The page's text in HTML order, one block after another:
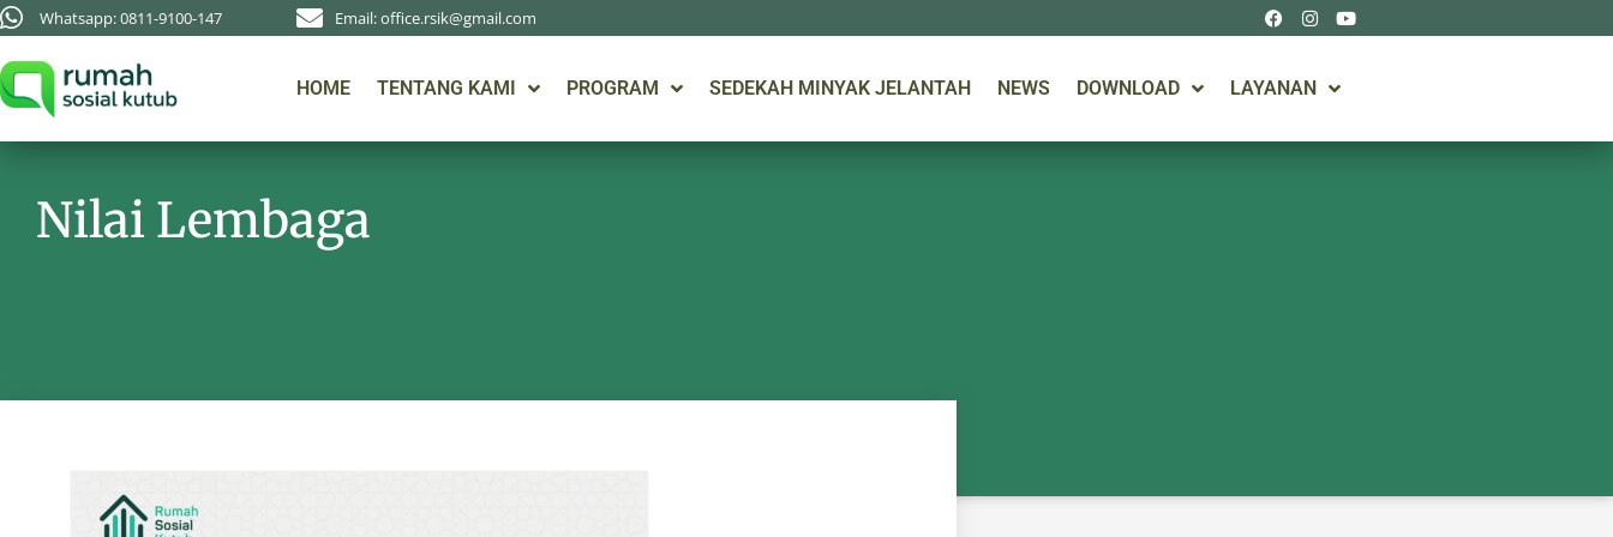
Whatsapp: 0811-9100-147 Email: office.rsik@gmail.com
HOME TENTANG KAMI PROGRAM SEDEKAH MINYAK JELANTAH NEWS DOWNLOAD LAYANAN
Nilai Lembaga